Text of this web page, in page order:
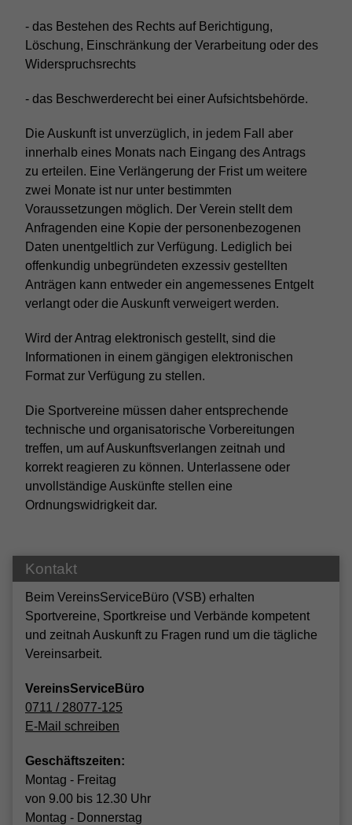
- das Bestehen des Rechts auf Berichtigung,
Löschung, Einschränkung der Verarbeitung oder des
Widerspruchsrechts
- das Beschwerderecht bei einer Aufsichtsbehörde.
Die Auskunft ist unverzüglich, in jedem Fall aber
innerhalb eines Monats nach Eingang des Antrags
zu erteilen. Eine Verlängerung der Frist um weitere
zwei Monate ist nur unter bestimmten
Voraussetzungen möglich. Der Verein stellt dem
Anfragenden eine Kopie der personenbezogenen
Daten unentgeltlich zur Verfügung. Lediglich bei
offenkundig unbegründeten exzessiv gestellten
Anträgen kann entweder ein angemessenes Entgelt
verlangt oder die Auskunft verweigert werden.
Wird der Antrag elektronisch gestellt, sind die
Informationen in einem gängigen elektronischen
Format zur Verfügung zu stellen.
Die Sportvereine müssen daher entsprechende
technische und organisatorische Vorbereitungen
treffen, um auf Auskunftsverlangen zeitnah und
korrekt reagieren zu können. Unterlassene oder
unvollständige Auskünfte stellen eine
Ordnungswidrigkeit dar.
Kontakt
Beim VereinsServiceBüro (VSB) erhalten
Sportvereine, Sportkreise und Verbände kompetent
und zeitnah Auskunft zu Fragen rund um die tägliche
Vereinsarbeit.
VereinsServiceBüro
0711 / 28077-125
E-Mail schreiben
Geschäftszeiten:
Montag - Freitag
von 9.00 bis 12.30 Uhr
Montag - Donnerstag
Anbieter TYPO3
Laufzeit
Zweck
Einstellungen.
wird.
Laufzeit 13 Monate
Zweck
Enthält Informationen zu den Sitzungen
Seite. Diese ID ist spezifisch für die
Property mit der Kennung G-
Z8M37YR1K2
Laufzeit 6 Monate
ID, über die Google Ihre bevorzugten
speichert, insbesondere Ihre bevorzugte
Sprache (z. B. Deutsch), wie viele
Suchergebnisse pro Seite angezeigt
werden sollen (z. B. 10 oder 20) und ob
der Google SafeSearch-Filter aktiviert sein
soll.
Wir verwenden auf unserer Website externe Inhalte, um
Ihnen zusätzliche Informationen anzubieten.